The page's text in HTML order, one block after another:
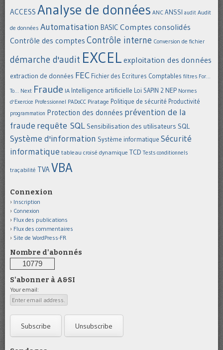
ACCESS Analyse de données ANC ANSSI audit Audit
de données Automatisation BASIC Comptes consolidés
Contrôle des comptes Contrôle interne Conversion de fichier
démarche d'audit EXCEL exploitation des données
extraction de données FEC Fichier des Ecritures Comptables filtres For...
To... Next Fraude IA Intelligence artificielle Loi SAPIN 2 NEP Normes
d'Exercice Professionnel PADoCC Piratage Politique de sécurité Productivité
programmation Protection des données prévention de la
fraude requête SQL Sensibilisation des utilisateurs SQL
Système d'information Système informatique Sécurité
informatique tableau croisé dynamique TCD Tests conditionnels
traçabilité TVA VBA
Connexion
Inscription
Connexion
Flux des publications
Flux des commentaires
Site de WordPress-FR
Nombre d'abonnés
10779
S'abonner à A&SI
Your email: